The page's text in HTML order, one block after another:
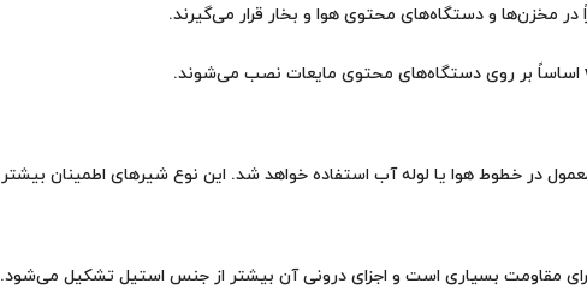
مقاومت بسیاری است و اجزای درونی آن بیشتر از جنس استیل تشکیل می‌شود.